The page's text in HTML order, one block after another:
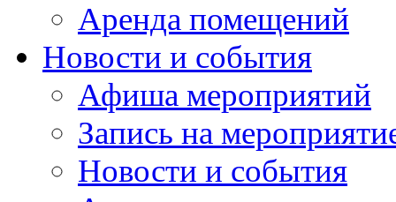
Аренда помещений
Новости и события
Афиша мероприятий
Запись на
Новости и события